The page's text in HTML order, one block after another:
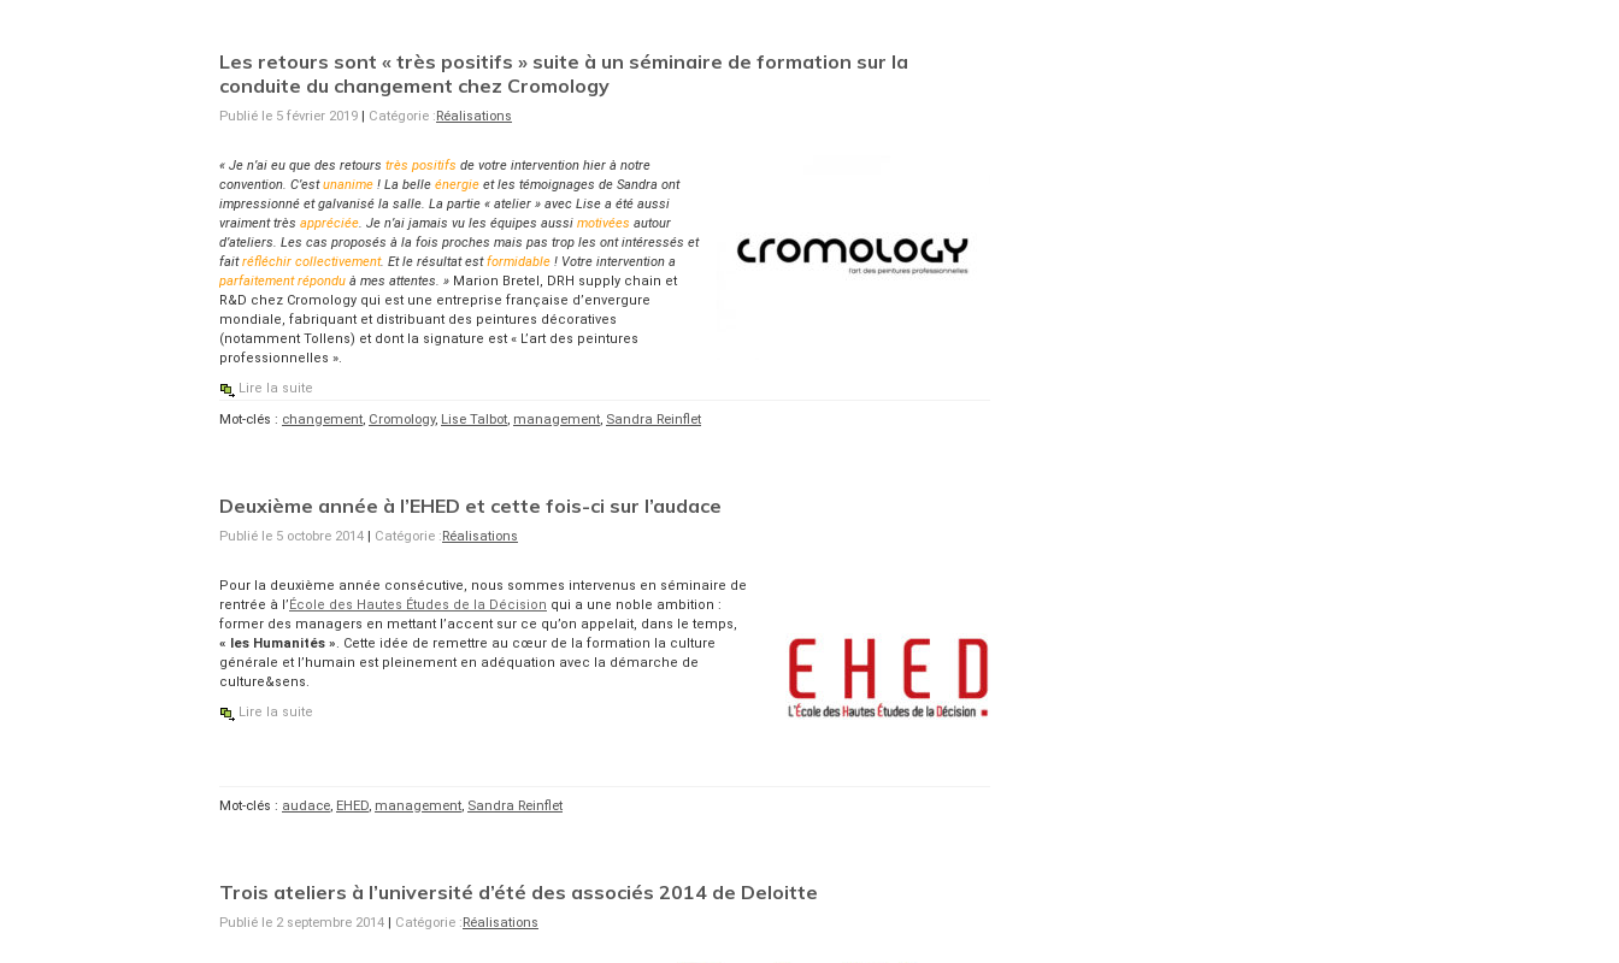
Les retours sont « très positifs » suite à un séminaire de formation sur la
conduite du changement chez Cromology
Publié le 5 février 2019 | Catégorie :Réalisations
« Je n’ai eu que des retours très positifs de votre intervention hier à notre
convention. C’estunanime ! La belle énergie et les témoignages de Sandra ont
impressionné et galvanisé la salle. La partie « atelier » avec Lise a été aussi
vraiment très appréciée. Je n’ai jamais vu les équipes aussi motivées autour
d’ateliers. Les cas proposés à la fois proches mais pas trop les ont intéressés et
faitréfléchir collectivement. Et le résultat estformidable ! Votre intervention a
parfaitement répondu à mes attentes. » Marion Bretel, DRH supply chain et
R&D chez Cromology qui est une entreprise française d’envergure
mondiale, fabriquant et distribuant des peintures décoratives
(notamment Tollens) et dont la signature est « L’art des peintures
professionnelles ».
Lire la suite
Mot-clés : changement, Cromology, Lise Talbot, management, Sandra Reinflet
Deuxième année à l’EHED et cette fois-ci sur l’audace
Publié le 5 octobre 2014 Catégorie : Réalisations
Pour la deuxième année consécutive, nous sommes intervenus en séminaire de
rentrée à l’ École des Hautes Études de la Décision qui a une noble ambition :
former des managers en mettant l’accent sur ce qu’on appelait, dans le temps,
« les Humanités ». Cette idée de remettre au cœur de la formation la culture
générale et l’humain est pleinement en adéquation avec la démarche de
culture&sens.
Lire la suite
Mot-clés : audace, EHED, management, Sandra Reinflet
Trois ateliers à l’université d’été des associés 2014 de Deloitte
Publié le 2 septembre 2014 | Catégorie :Réalisations